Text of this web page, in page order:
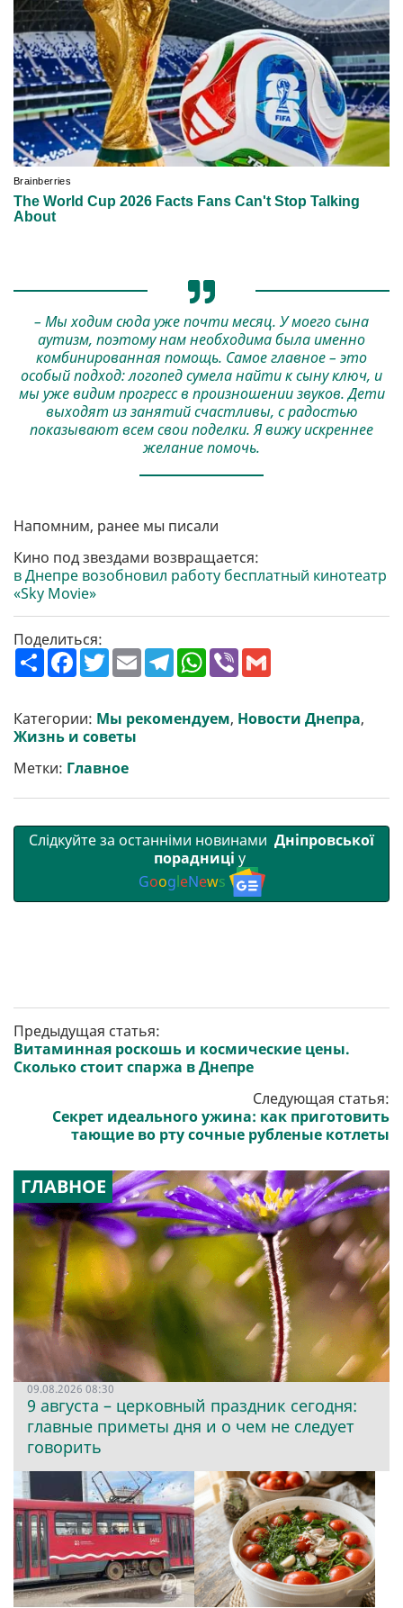
– Мы ходим сюда уже почти месяц. У моего сына
аутизм, поэтому нам необходима была именно
комбинированная помощь. Самое главное – это
особый подход: логопед сумела найти к сыну ключ, и
мы уже видим прогресс в произношении звуков. Дети
выходят из занятий счастливы, с радостью
показывают всем свои поделки. Я вижу искреннее
желание помочь.
Напомним, ранее мы писали
Кино под звездами возвращается:
в Днепре возобновил работу бесплатный кинотеатр
«Sky Movie»
Поделиться:
П
о
р
и
т
F
a
b
o
o
T
w
t
e
r
E
m
l
T
e
g
r
W
h
s
A
V
r l
Категории: Мы рекомендуем, Новости Днепра,
Жизнь и советы
Метки: Главное
Слідкуйте за останніми новинами Дніпровської
порадниці у
GoogleNews
Предыдущая статья:
Витаминная роскошь и космические цены.
Сколько стоит спаржа в Днепре
Следующая статья:
Секрет идеального ужина: как приготовить
тающие во рту сочные рубленые котлеты
ГЛАВНОЕ
09.08.2026 08:30
9 августа – церковный праздник сегодня:
главные приметы дня и о чем не следует
говорить